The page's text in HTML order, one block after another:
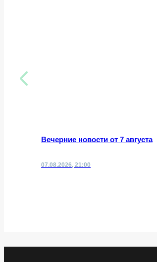
Вечерние новости от 7 августа
07.08.2026, 21:00